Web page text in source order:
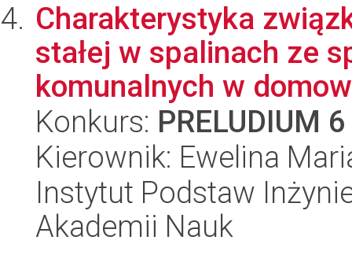
Charakterystyka
stałej w spalinach ze
komunalnych w
Konkurs: PRELUDIUM 6
Kierownik: Ewelina
Instytut Podstaw
Akademii Nauk